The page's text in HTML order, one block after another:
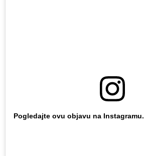
Pogledajte ovu objavu na Instagramu.